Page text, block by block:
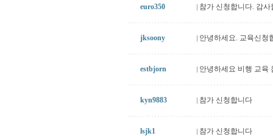
euro350 참가 신청합니다. 감
jksoony 안녕하세요. 교육신
estbjorn 안녕하세요 비행 교
kyn9883 참가 신청합니다
lsjk1 참가 신청합니다